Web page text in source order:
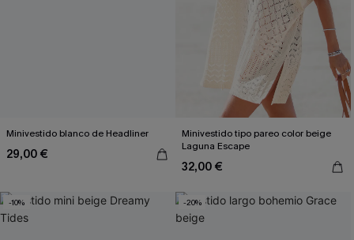
Minivestido blanco de Headliner
29,00 €
Minivestido tipo pareo color beige
Laguna Escape
32,00 €
-10% -20%